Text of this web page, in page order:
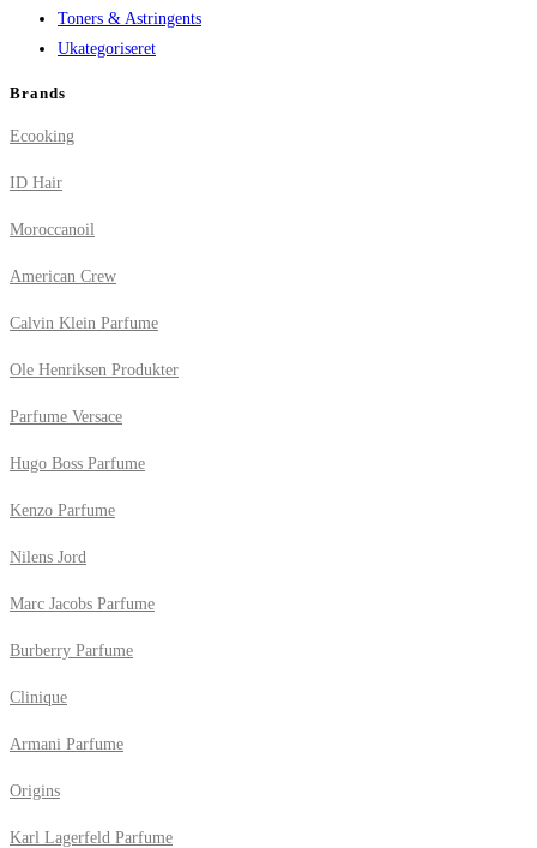
Toners & Astringents
Ukategoriseret
Brands
Ecooking
ID Hair
Moroccanoil
American Crew
Calvin Klein Parfume
Ole Henriksen Produkter
Parfume Versace
Hugo Boss Parfume
Kenzo Parfume
Nilens Jord
Marc Jacobs Parfume
Burberry Parfume
Clinique
Armani Parfume
Origins
Karl Lagerfeld Parfume